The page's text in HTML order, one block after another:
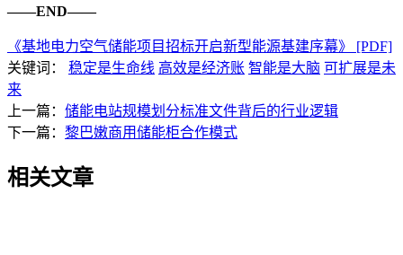
——END——
《基地电力空气储能项目招标开启新型能源基建序幕》 [PDF]
关键词： 稳定是生命线 高效是经济账 智能是大脑 可扩展是未
来
上一篇： 储能电站规模划分标准文件背后的行业逻辑
下一篇： 黎巴嫩商用储能柜合作模式
相关文章